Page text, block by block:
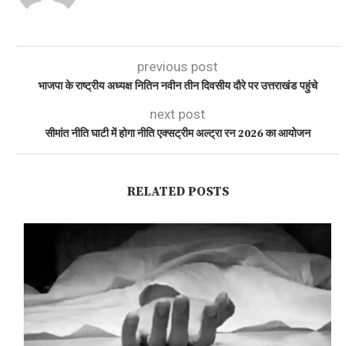
previous post
भाजपा के राष्ट्रीय अध्यक्ष नितिन नवीन तीन दिवसीय दौरे पर उत्तराखंड पहुंचे
next post
सीमांत नीति घाटी में होगा नीति एक्सट्रीम अल्ट्रा रन 2026 का आयोजन
RELATED POSTS